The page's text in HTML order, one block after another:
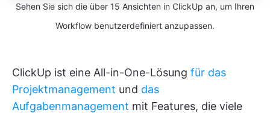
Sehen Sie sich die über 15 Ansichten in ClickUp an, um Ihren
Workflow benutzerdefiniert anzupassen.
ClickUp ist eine All-in-One-Lösung für das
Projektmanagement und das
Aufgabenmanagement mit Features, die viele